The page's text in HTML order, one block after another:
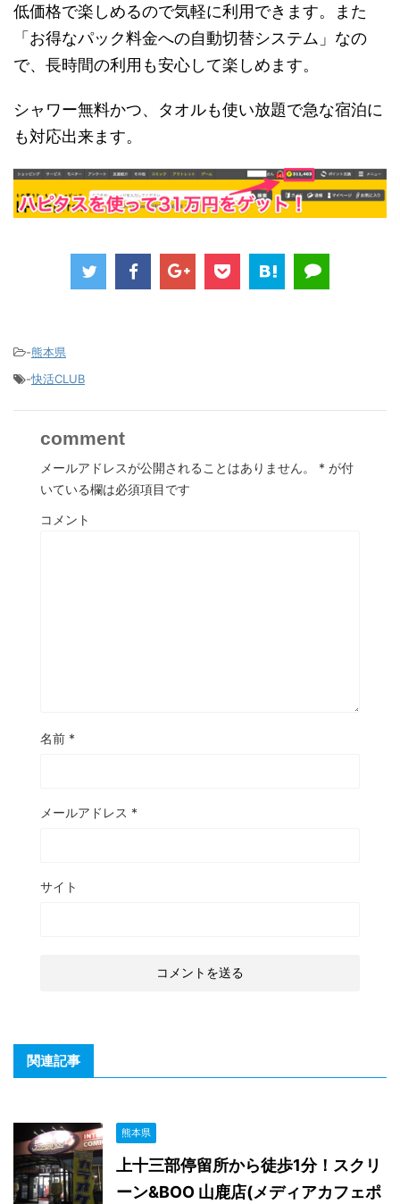
低価格で楽しめるので気軽に利用できます。また
「お得なパック料金への自動切替システム」なの
で、長時間の利用も安心して楽しめます。
シャワー無料かつ、タオルも使い放題で急な宿泊に
も対応出来ます。
-熊本県
-快活CLUB
comment
メールアドレスが公開されることはありません。 * が付
いている欄は必須項目です
コメント
名前 *
メールアドレス *
サイト
関連記事
熊本県
上十三部停留所から徒歩1分！スクリ
ーン&BOO 山鹿店(メディアカフェポ